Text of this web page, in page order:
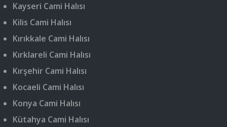
Kayseri Cami Halısı
Kilis Cami Halısı
Kırıkkale Cami Halısı
Kırklareli Cami Halısı
Kırşehir Cami Halısı
Kocaeli Cami Halısı
Konya Cami Halısı
Kütahya Cami Halısı